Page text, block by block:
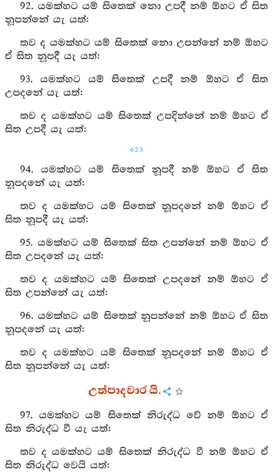
92. යමක්හට යම් සිතෙක් නො උපදී නම් ඕහට ඒ සිත
නූපන්නේ යැ යත්:
තව ද යමක්හට යම් සිතෙක් නො උපන්නේ නම් ඕහට
ඒ සිත නූපදී යැ යත්:
93. යමක්හට යම් සිතෙක් උපදී නම් ඕහට ඒ සිත
උපදනේ යැ යත්:
තව ද යමක්හට යම් සිතෙක් උපදින්නේ නම් ඕහට ඒ
සිත උපදී යැ යත්:
623
94. යමක්හට යම් සිතෙක් නූපදී නම් ඕහට ඒ සිත
නූපදනේ යැ යත්:
තව ද යමක්හට යම් සිතෙක් නූපදනේ නම් ඕහට ඒ
සිත නූපදී යැ යත්:
95. යමක්හට යම් සිතෙක් සිත උපන්නේ නම් ඕහට ඒ
සිත උපදනේ යැ යත්:
තව ද යමක්හට යම් සිතෙක් උපදනේ නම් ඕහට ඒ
සිත උපන්නේ යැ යත්:
96. යමක්හට යම් සිතෙක් නූපන්නේ නම් ඕහට ඒ සිත
නූපදනේ යැ යත්:
තව ද යමක්හට යම් සිතෙක් නූපදනේ නම් ඕහට ඒ
සිත නූපන්නේ යැ යත්:
උත්පාදවාර යි.
97. යමක්හට යම් සිතෙක් නිරුද්ධ වේ නම් ඕහට ඒ
සිත නිරුද්ධ වී යැ යත්:
තව ද යමක්හට යම් සිතෙක් නිරුද්ධ වී නම් ඕහට ඒ
සිත නිරුද්ධ වෙයි යත්: